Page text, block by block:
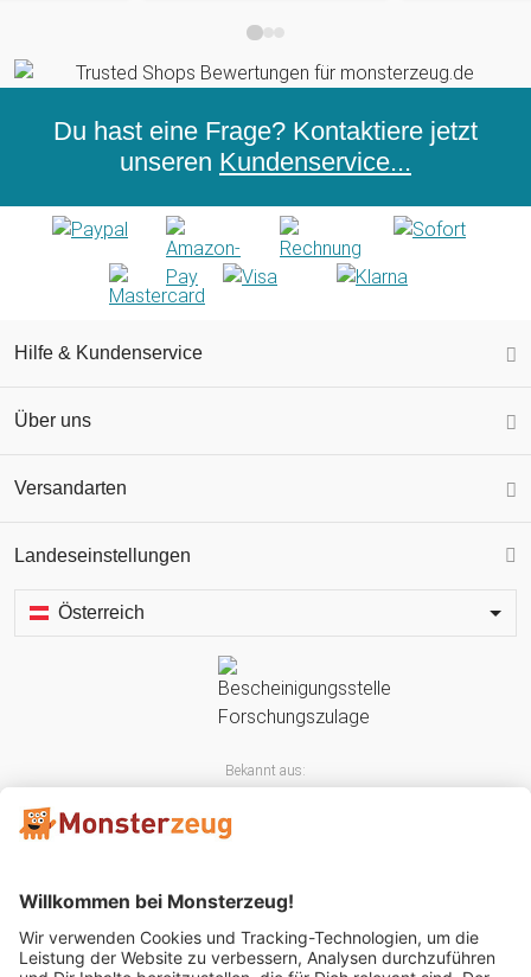
Du hast eine Frage? Kontaktiere jetzt
unseren Kundenservice...
Hilfe & Kundenservice
Über uns
Versandarten
Landeseinstellungen
Österreich
Bekannt aus: